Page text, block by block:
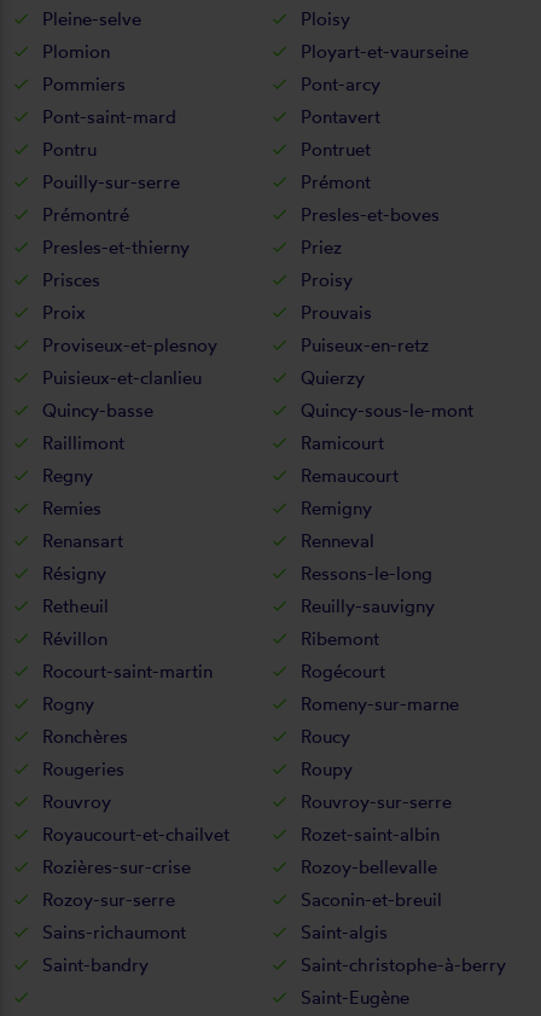
Pleine-selve
Ploisy
Plomion
Ployart-et-vaurseine
Pommiers
Pont-arcy
Pont-saint-mard
Pontavert
Pontru
Pontruet
Pouilly-sur-serre
Prémont
Prémontré
Presles-et-boves
Presles-et-thierny
Priez
Prisces
Proisy
Proix
Prouvais
Proviseux-et-plesnoy
Puiseux-en-retz
Puisieux-et-clanlieu
Quierzy
Quincy-basse
Quincy-sous-le-mont
Raillimont
Ramicourt
Regny
Remaucourt
Remies
Remigny
Renansart
Renneval
Résigny
Ressons-le-long
Retheuil
Reuilly-sauvigny
Révillon
Ribemont
Rocourt-saint-martin
Rogécourt
Rogny
Romeny-sur-marne
Ronchères
Roucy
Rougeries
Roupy
Rouvroy
Rouvroy-sur-serre
Royaucourt-et-chailvet
Rozet-saint-albin
Rozières-sur-crise
Rozoy-bellevalle
Rozoy-sur-serre
Saconin-et-breuil
Sains-richaumont
Saint-algis
Saint-bandry
Saint-christophe-à-berry
Saint-Eugène